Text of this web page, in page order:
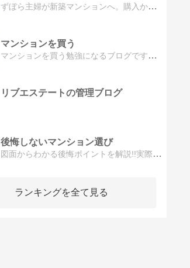
ずぼら主婦が新築マンションへ。購入から２年が過ぎ、マンションについてレビューしています。
マンションを買う
マンションを買う勉強になるブログです難しいことも分かりやすいと思ってもらえるようなブログを目指します
リブエステートの管理ブログ
後悔しないマンション選び
図面からわかる後悔ポイントを解説!!実際に住んでから、こんなはずではなかったを一つでも減らせれる様お手伝いします。
ランキングを全て見る